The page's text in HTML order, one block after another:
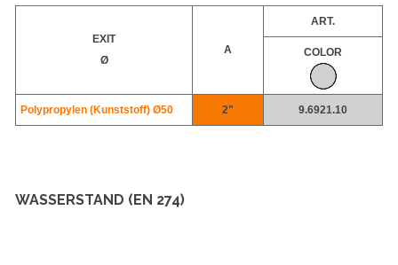
EXIT
Ø
A
ART.
COLOR
Polypropylen (Kunststoff) Ø50 2" 9.6921.10
WASSERSTAND (EN 274)